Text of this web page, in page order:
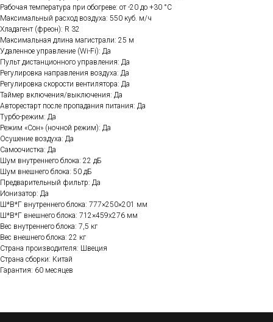
Рабочая температура при обогреве: от -20 до +30 °C
Максимальный расход воздуха: 550 куб. м/ч
Хладагент (фреон): R 32
Максимальная длина магистрали: 25 м
Удаленное управление (Wi-Fi): Да
Пульт дистанционного управления: Да
Регулировка направления воздуха: Да
Регулировка скорости вентилятора: Да
Таймер включения/выключения: Да
Авторестарт после пропадания питания: Да
Турбо-режим: Да
Режим «Сон» (ночной режим): Да
Осушение воздуха: Да
Самоочистка: Да
Шум внутреннего блока: 22 дБ
Шум внешнего блока: 50 дБ
Предварительный фильтр: Да
Ионизатор: Да
Ш*В*Г внутреннего блока: 777×250×201 мм
Ш*В*Г внешнего блока: 712×459х276 мм
Вес внутреннего блока: 7,5 кг
Вес внешнего блока: 22 кг
Страна производителя: Швеция
Страна сборки: Китай
Гарантия: 60 месяцев